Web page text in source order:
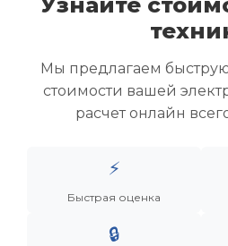
Скупка ноутбуков
Скупка ультрабуков
Скупка рабочих ноутбуков
Скупка старых ноутбуков (б/
Скупка внешних жестких
Заказать
Мы предлагаем
стоимости вашей
расчет онлайн
⚡
Быстрая оценка
🔒